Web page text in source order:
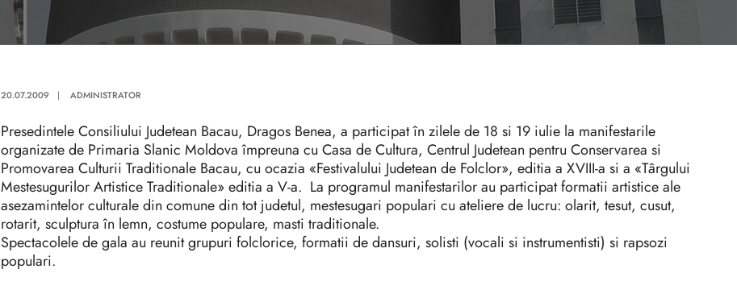
20.07.2009 | ADMINISTRATOR
Presedintele Consiliului Judetean Bacau, Dragos Benea, a participat în zilele de 18 si 19 iulie la manifestarile
organizate de Primaria Slanic Moldova împreuna cu Casa de Cultura, Centrul Judetean pentru Conservarea si
Promovarea Culturii Traditionale Bacau, cu ocazia «Festivalului Judetean de Folclor», editia a XVIII-a si a «Târgului
Mestesugurilor Artistice Traditionale» editia a V-a. La programul manifestarilor au participat formatii artistice ale
asezamintelor culturale din comune din tot judetul, mestesugari populari cu ateliere de lucru: olarit, tesut, cusut,
rotarit, sculptura în lemn, costume populare, masti traditionale.
Spectacolele de gala au reunit grupuri folclorice, formatii de dansuri, solisti (vocali si instrumentisti) si rapsozi
populari.